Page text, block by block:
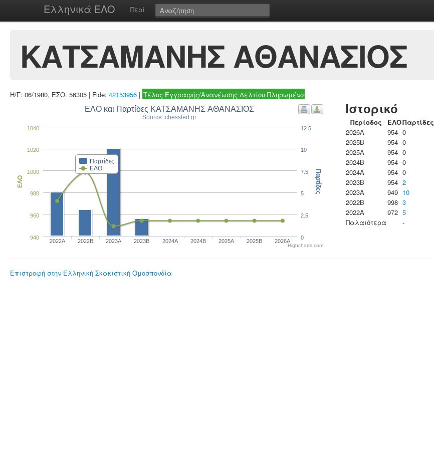
Ελληνικά ΕΛΟ Περί
ΚΑΤΣΑΜΑΝΗΣ ΑΘΑΝΑΣΙΟΣ
Η/Γ: 06/1980, ΕΣΟ: 56305 | Fide: 42153956 | Τέλος Εγγραφής/Ανανέωσης Δελτίου Πληρωμένο
ΕΛΟ και Παρτίδες ΚΑΤΣΑΜΑΝΗΣ ΑΘΑΝΑΣΙΟΣ
Source: chessfed.gr
Παρτίδες
ΕΛΟ
2022A 2022B 2023Α 2023B 2024A 2024B 2025A 2025B 2026A
940
960
980
1000
1020
1040
ΕΛΟ
0
2.5
5
7.5
10
12.5
Παρτίδες
Highcharts.com
Ιστορικό
Περίοδος ΕΛΟΠαρτίδες
2026A
954 0
2025B
954 0
2025A
954 0
2024B
954 0
2024A
954 0
2023B
954 2
2023Α
949 10
2022B
998 3
2022A
972 5
Παλαιότερα
-
Επιστροφή στην Ελληνική Σκακιστική Ομοσπονδία